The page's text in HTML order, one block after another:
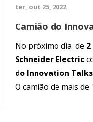
ter, out 25, 2022
Camião do
No próximo dia de
Schneider Electric
do Innovation
O camião de mais de